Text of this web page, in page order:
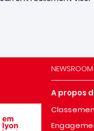
NEWSROOM
A propos